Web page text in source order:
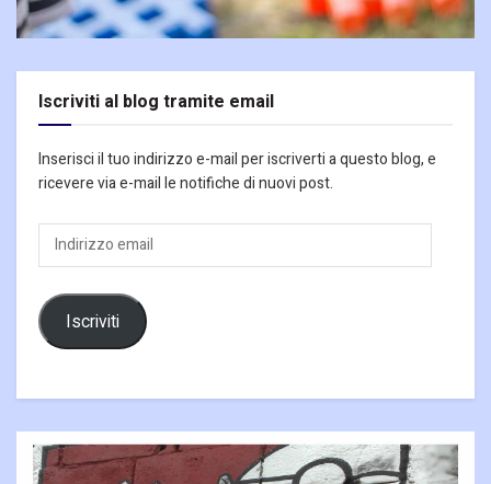
Iscriviti al blog tramite email
Inserisci il tuo indirizzo e-mail per iscriverti a questo blog, e
ricevere via e-mail le notifiche di nuovi post.
Indirizzo
email
Iscriviti